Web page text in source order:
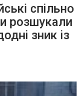
спільно
розшукали
зник із